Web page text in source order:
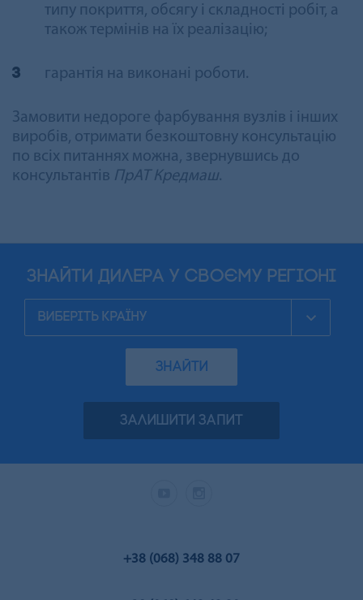
типу покриття, обсягу і складності робіт, а
також термінів на їх реалізацію;
гарантія на виконані роботи.
Замовити недороге фарбування вузлів і інших
виробів, отримати безкоштовну консультацію
по всіх питаннях можна, звернувшись до
консультантів ПрАТ Кредмаш.
знайти дилера у своєму регіоні
ЗНАЙТИ
ЗАЛИШИТИ ЗАПИТ
+38 (068) 348 88 07